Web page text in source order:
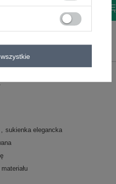
SIĘ I ZOBACZ CENĘ
Zadaj pytanie
sukienka elegancka